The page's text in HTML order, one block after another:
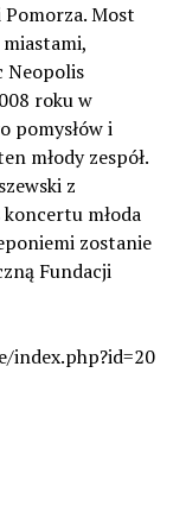
Pomorza. Most
Neopolis
roku w
pomysłów i
młody zespół.
z
młoda
zostanie
Fundacji
index.php?id=20